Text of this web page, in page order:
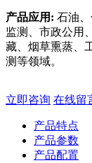
产品应用: 石油
监测、市政公用
藏、烟草熏蒸、
测等领域。
立即咨询 在线留
产品特点
产品参数
产品配置